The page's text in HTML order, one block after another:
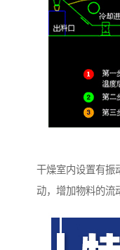
干燥室内设置有振
动，增加物料的流